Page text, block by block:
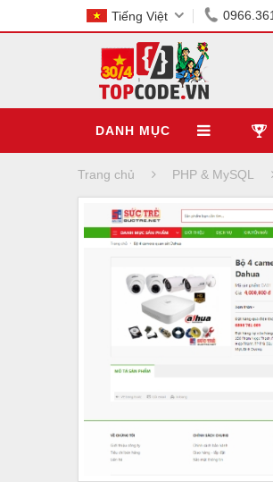
Tiếng Việt
DANH MỤC
Trang chủ PHP & MySQL